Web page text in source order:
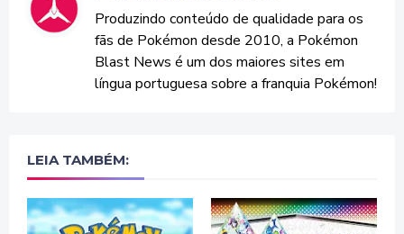
Produzindo conteúdo de qualidade para os
fãs de Pokémon desde 2010, a Pokémon
Blast News é um dos maiores sites em
língua portuguesa sobre a franquia Pokémon!
LEIA TAMBÉM: